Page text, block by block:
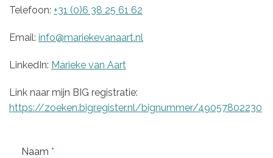
Telefoon: +31 (0)6 38 25 61 62
Email: info@mariekevanaart.nl
LinkedIn: Marieke van Aart
Link naar mijn BIG registratie:
https://zoeken.bigregister.nl/bignummer/49057802230
Naam *